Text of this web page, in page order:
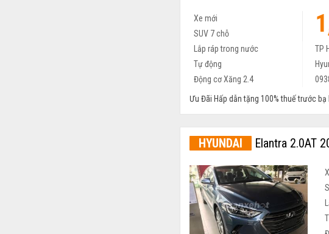
Ưu Đãi Hấp dẫn tặng 100% thuế trước
HYUNDAI Elantra 2.0AT